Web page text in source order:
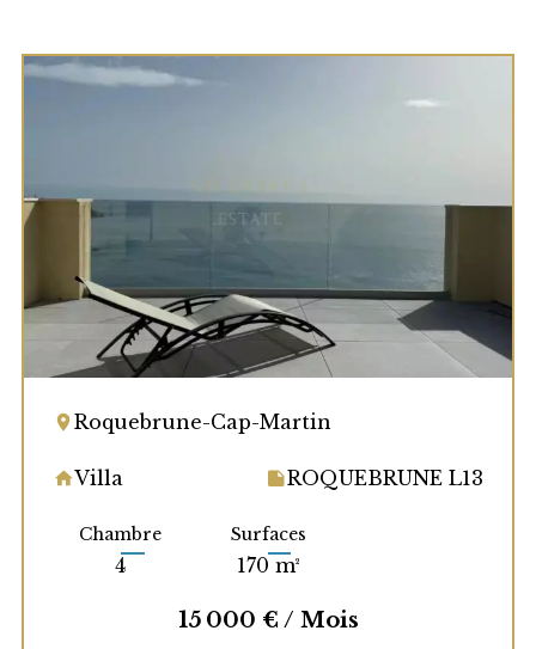
Roquebrune-Cap-Martin
Villa ROQUEBRUNE L13
Chambre
4
Surfaces
170 m²
15 000 € / Mois